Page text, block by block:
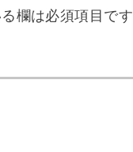
欄は必須項目です